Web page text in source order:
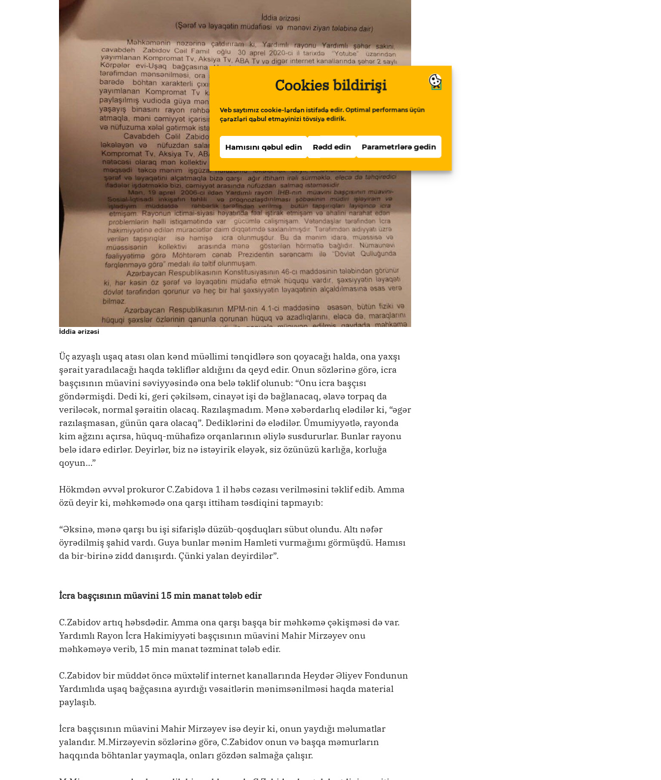
Cookies bildirişi
Veb saytımız cookie-lərdən istifadə edir. Optimal performans üçün
çərəzləri qəbul etməyinizi tövsiyə edirik.
Hamısını qəbul edin Rədd edin Parametrlərə gedin
İddia ərizəsi
Üç azyaşlı uşaq atası olan kənd müəllimi tənqidlərə son qoyacağı halda, ona yaxşı
şərait yaradılacağı haqda təkliflər aldığını da qeyd edir. Onun sözlərinə görə, icra
başçısının müavini səviyyəsində ona belə təklif olunub: “Onu icra başçısı
göndərmişdi. Dedi ki, geri çəkilsəm, cinayət işi də bağlanacaq, əlavə torpaq da
veriləcək, normal şəraitin olacaq. Razılaşmadım. Mənə xəbərdarlıq elədilər ki, “əgər
razılaşmasan, günün qara olacaq”. Dediklərini də elədilər. Ümumiyyətlə, rayonda
kim ağzını açırsa, hüquq-mühafizə orqanlarının əliylə susdururlar. Bunlar rayonu
belə idarə edirlər. Deyirlər, biz nə istəyirik eləyək, siz özünüzü karlığa, korluğa
qoyun…”
Hökmdən əvvəl prokuror C.Zabidova 1 il həbs cəzası verilməsini təklif edib. Amma
özü deyir ki, məhkəmədə ona qarşı ittiham təsdiqini tapmayıb:
“Əksinə, mənə qarşı bu işi sifarişlə düzüb-qoşduqları sübut olundu. Altı nəfər
öyrədilmiş şahid vardı. Guya bunlar mənim Hamleti vurmağımı görmüşdü. Hamısı
da bir-birinə zidd danışırdı. Çünki yalan deyirdilər”.
İcra başçısının müavini 15 min manat tələb edir
C.Zabidov artıq həbsdədir. Amma ona qarşı başqa bir məhkəmə çəkişməsi də var.
Yardımlı Rayon İcra Hakimiyyəti başçısının müavini Mahir Mirzəyev onu
məhkəməyə verib, 15 min manat təzminat tələb edir.
C.Zabidov bir müddət öncə müxtəlif internet kanallarında Heydər Əliyev Fondunun
Yardımlıda uşaq bağçasına ayırdığı vəsaitlərin mənimsənilməsi haqda material
paylaşıb.
İcra başçısının müavini Mahir Mirzəyev isə deyir ki, onun yaydığı məlumatlar
yalandır. M.Mirzəyevin sözlərinə görə, C.Zabidov onun və başqa məmurların
haqqında böhtanlar yaymaqla, onları gözdən salmağa çalışır.